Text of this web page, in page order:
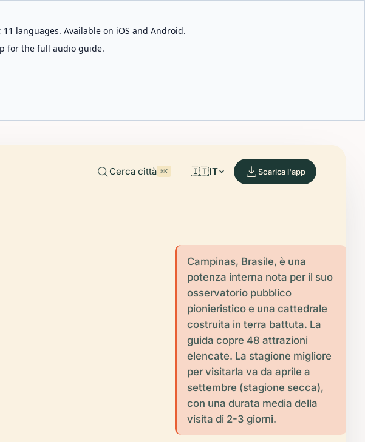
languages. Available on iOS and Android.
for the full audio guide.
Cerca città ⌘K 🇮🇹IT Scarica l'app
Campinas, Brasile, è una
potenza interna nota per il suo
osservatorio pubblico
pionieristico e una cattedrale
costruita in terra battuta. La
guida copre 48 attrazioni
elencate. La stagione migliore
per visitarla va da aprile a
settembre (stagione secca),
con una durata media della
visita di 2-3 giorni.